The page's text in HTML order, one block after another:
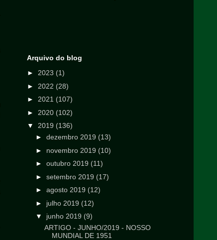
Arquivo do blog
► 2023 (1)
► 2022 (28)
► 2021 (107)
► 2020 (102)
▼ 2019 (136)
► dezembro 2019 (13)
► novembro 2019 (10)
► outubro 2019 (11)
► setembro 2019 (17)
► agosto 2019 (12)
► julho 2019 (12)
▼ junho 2019 (9)
ARTIGO - JUNHO/2019 - NOSSO
MUNDIAL DE 1951